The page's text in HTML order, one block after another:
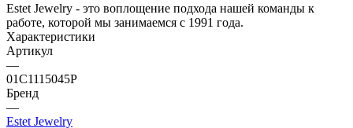
Estet Jewelry - это воплощение подхода нашей команды к
работе, которой мы занимаемся с 1991 года.
Характеристики
Артикул
—
01С1115045Р
Бренд
—
Estet Jewelry